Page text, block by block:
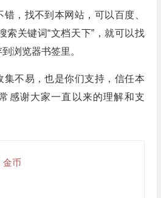
，找不到本网站，可以百度、
索关键词“文档天下”，就可以找
浏览器书签里。
集不易，也是你们支持，信任本
感谢大家一直以来的理解和支
金币